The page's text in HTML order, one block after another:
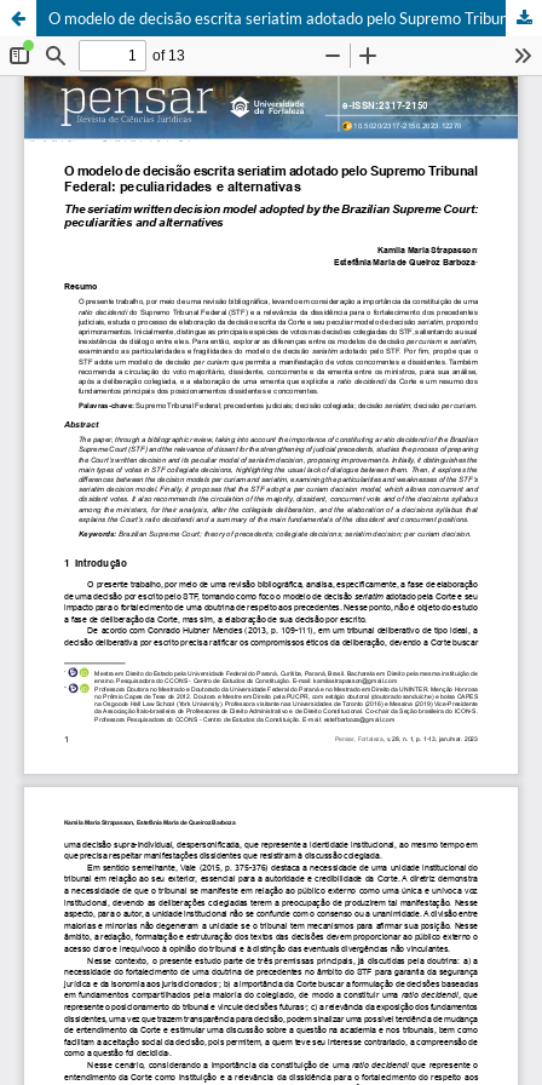
O modelo de decisão escrita seriatim adotado pelo Supremo Tribunal Federal: peculiaridades e alternativas